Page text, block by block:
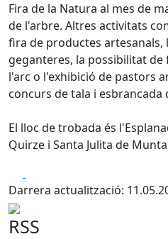
Fira de la Natura al mes de
de l'arbre. Altres activitats
fira de productes artesanals,
geganteres, la possibilitat
l'arc o l'exhibició de pastors
concurs de tala i esbrancada
El lloc de trobada és
Quirze i Santa Julita de
Darrera actualització:
RSS